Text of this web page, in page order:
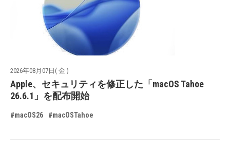
2026年08月07日( 金 )
Apple、セキュリティを修正した「macOS Tahoe
26.6.1」を配布開始
#macOS26 #macOSTahoe